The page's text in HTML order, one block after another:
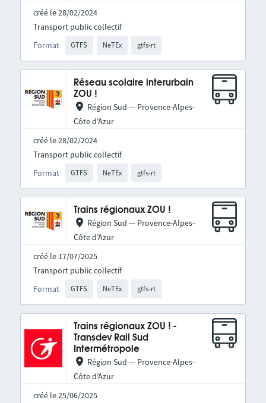
créé le 28/02/2024
Format GTFS NeTEx gtfs-rt
Transport public collectif
Réseau scolaire interurbain
ZOU !
Région Sud — Provence-Alpes-
Côte d’Azur
créé le 28/02/2024
Format GTFS NeTEx gtfs-rt
Transport public collectif
Trains régionaux ZOU !
Région Sud — Provence-Alpes-
Côte d’Azur
créé le 17/07/2025
Format GTFS NeTEx gtfs-rt
Transport public collectif
Trains régionaux ZOU ! -
Transdev Rail Sud
Intermétropole
Région Sud — Provence-Alpes-
Côte d’Azur
créé le 25/06/2025